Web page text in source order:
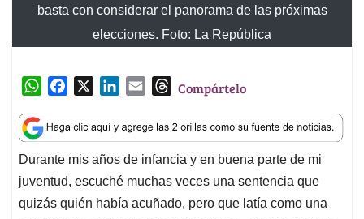
basta con considerar el panorama de las próximas
elecciones. Foto: La República
W
a
t
s
A
p
c
e
b
o
o
n
k
e
d
I
a
i
l
T
r
e
a
d
s
Compártelo
Durante mis años de infancia y en buena parte de mi
juventud, escuché muchas veces una sentencia que
quizás quién había acuñado, pero que latía como una